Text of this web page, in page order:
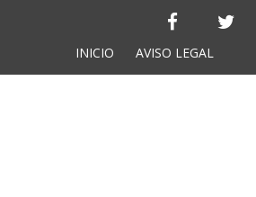
INICIO AVISO LEGAL